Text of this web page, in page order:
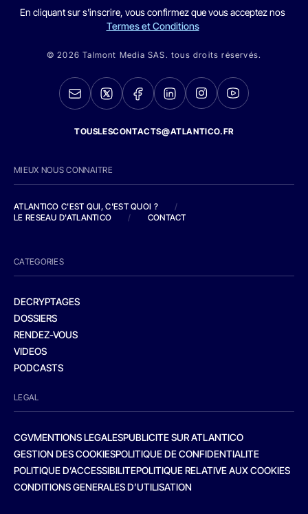
En cliquant sur s'inscrire, vous confirmez que vous acceptez nos
Termes et Conditions
© 2026 Talmont Media SAS. tous droits réservés.
TOUSLESCONTACTS@ATLANTICO.FR
MIEUX NOUS CONNAITRE
ATLANTICO C'EST QUI, C'EST QUOI ?
/
LE RESEAU D'ATLANTICO
/ CONTACT
CATEGORIES
DECRYPTAGES
DOSSIERS
RENDEZ-VOUS
VIDEOS
PODCASTS
LEGAL
CGVMENTIONS LEGALESPUBLICITE SUR ATLANTICO
GESTION DES COOKIESPOLITIQUE DE CONFIDENTIALITE
POLITIQUE D’ACCESSIBILITEPOLITIQUE RELATIVE AUX COOKIES
CONDITIONS GENERALES D’UTILISATION